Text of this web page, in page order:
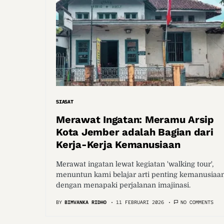
SIASAT
Merawat Ingatan: Meramu Arsip
Kota Jember adalah Bagian dari
Kerja-Kerja Kemanusiaan
Merawat ingatan lewat kegiatan 'walking tour',
menuntun kami belajar arti penting
dengan menapaki perjalanan imajinasi.
BY BIMVANKA RIDHO 11 FEBRUARI 2026 NO COMMENTS